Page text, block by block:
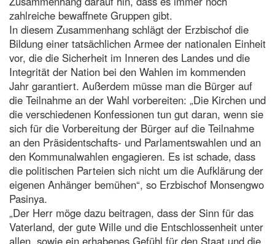
zahlreiche bewaffnete Gruppen gibt.
In diesem Zusammenhang schlägt der Erzbischof die
Bildung einer tatsächlichen Armee der nationalen Einheit
vor, die die Sicherheit im Inneren des Landes und die
Integrität der Nation bei den Wahlen im kommenden
Jahr garantiert. Außerdem müsse man die Bürger auf
die Teilnahme an der Wahl vorbereiten: „Die Kirchen und
die verschiedenen Konfessionen tun gut daran, wenn sie
sich für die Vorbereitung der Bürger auf die Teilnahme
an den Präsidentschafts- und Parlamentswahlen und an
den Kommunalwahlen engagieren. Es ist schade, dass
die politischen Parteien sich nicht um die Aufklärung der
eigenen Anhänger bemühen“, so Erzbischof Monsengwo
Pasinya.
„Der Herr möge dazu beitragen, dass der Sinn für das
Vaterland, der gute Wille und die Entschlossenheit unter
allen, sowie ein erhabenes Gefühl für den Staat und die